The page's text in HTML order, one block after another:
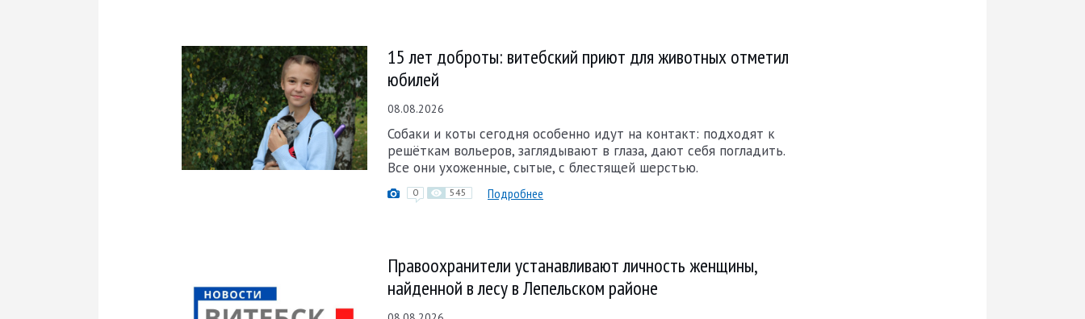
15 лет доброты: витебский приют для животных отметил
юбилей
08.08.2026
Собаки и коты сегодня особенно идут на контакт: подходят к
решёткам вольеров, заглядывают в глаза, дают себя погладить.
Все они ухоженные, сытые, с блестящей шерстью.
0 545 Подробнее
Правоохранители устанавливают личность женщины,
найденной в лесу в Лепельском районе